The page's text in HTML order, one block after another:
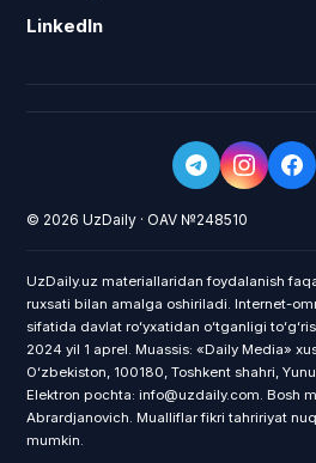
LinkedIn
© 2026 UzDaily · OAV №248510
UzDaily.uz materiallaridan foydalanish
ruxsati bilan amalga oshiriladi. Internet-
sifatida davlat roʻyxatidan oʻtganligi
2024 yil 1 aprel. Muassis: «Daily Media»
Oʻzbekiston, 100180, Toshkent shahri,
Elektron pochta: info@uzdaily.com. Bosh
Abrardjanovich. Mualliflar fikri tahririyat
mumkin.